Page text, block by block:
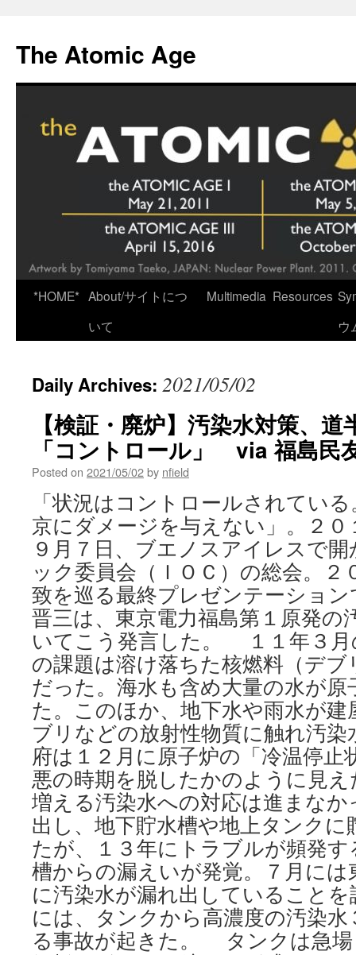
content
The Atomic Age
*HOME* About/サイトにつ
いて
Multimedia Resources
ウ
Daily Archives: 2021/05/02
【検証・廃炉】汚染水対策、
「コントロール」 via 福島民
Posted on 2021/05/02by nfield
「状況はコントロールされてい
京にダメージを与えない」。２０
９月７日、ブエノスアイレスで
ック委員会（ＩＯＣ）の総会。２
致を巡る最終プレゼンテーショ
晋三は、東京電力福島第１原発の
いてこう発言した。 １１年３月
の課題は溶け落ちた核燃料（デ
だった。海水も含め大量の水が原
た。このほか、地下水や雨水が
ブリなどの放射性物質に触れ汚
府は１２月に原子炉の「冷温停止
悪の時期を脱したかのように見
増える汚染水への対応は進まな
出し、地下貯水槽や地上タンク
たが、１３年にトラブルが頻発
槽からの漏えいが発覚。７月に
に汚染水が漏れ出していること
には、タンクから高濃度の汚染
る事故が起きた。 タンクは急